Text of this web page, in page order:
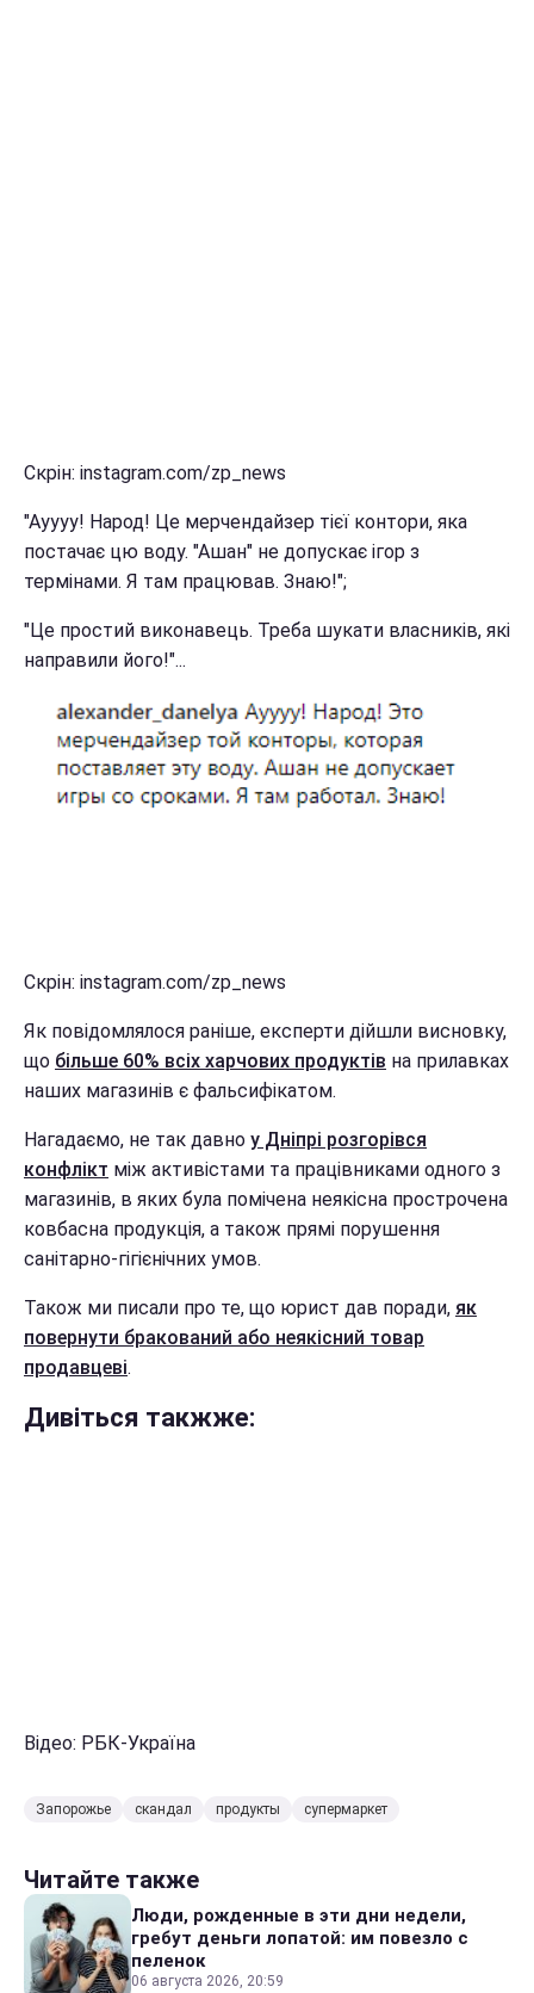
Скрін: instagram.com/zp_news
"Ауууу! Народ! Це мерчендайзер тієї контори, яка
постачає цю воду. "Ашан" не допускає ігор з
термінами. Я там працював. Знаю!";
"Це простий виконавець. Треба шукати власників, які
направили його!"...
Скрін: instagram.com/zp_news
Як повідомлялося раніше, експерти дійшли висновку,
що більше 60% всіх харчових продуктів на прилавках
наших магазинів є фальсифікатом.
Нагадаємо, не так давно у Дніпрі розгорівся
конфлікт між активістами та працівниками одного з
магазинів, в яких була помічена неякісна прострочена
ковбасна продукція, а також прямі порушення
санітарно-гігієнічних умов.
Також ми писали про те, що юрист дав поради, як
повернути бракований або неякісний товар
продавцеві.
Дивіться такжже:
Відео: РБК-Україна
Запорожье скандал продукты супермаркет
Читайте также
Люди, рожденные в эти дни недели,
гребут деньги лопатой: им повезло с
пеленок
06 августа 2026, 20:59